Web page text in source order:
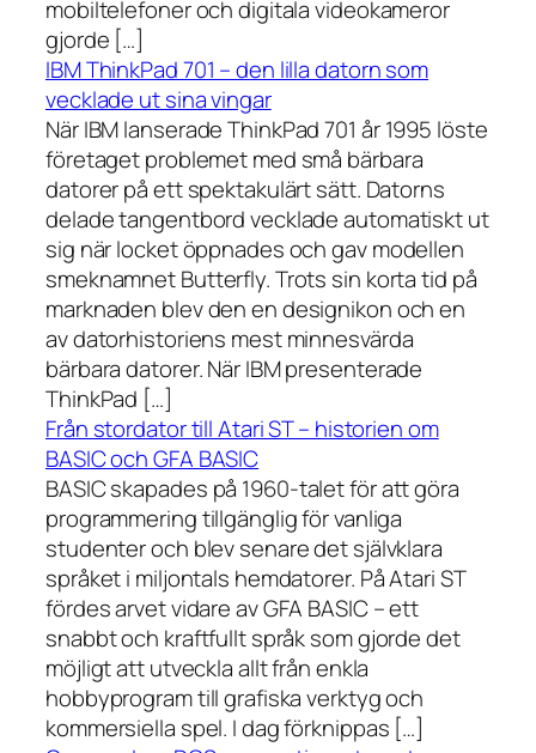
mobiltelefoner och digitala videokameror
gjorde […]
IBM ThinkPad 701 – den lilla datorn som
vecklade ut sina vingar
När IBM lanserade ThinkPad 701 år 1995 löste
företaget problemet med små bärbara
datorer på ett spektakulärt sätt. Datorns
delade tangentbord vecklade automatiskt ut
sig när locket öppnades och gav modellen
smeknamnet Butterfly. Trots sin korta tid på
marknaden blev den en designikon och en
av datorhistoriens mest minnesvärda
bärbara datorer. När IBM presenterade
ThinkPad […]
Från stordator till Atari ST – historien om
BASIC och GFA BASIC
BASIC skapades på 1960-talet för att göra
programmering tillgänglig för vanliga
studenter och blev senare det självklara
språket i miljontals hemdatorer. På Atari ST
fördes arvet vidare av GFA BASIC – ett
snabbt och kraftfullt språk som gjorde det
möjligt att utveckla allt från enkla
hobbyprogram till grafiska verktyg och
kommersiella spel. I dag förknippas […]